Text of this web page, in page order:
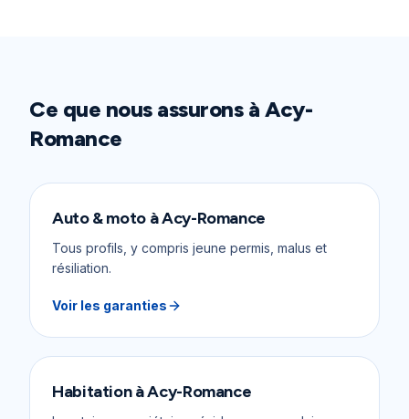
Ce que nous assurons à Acy-
Romance
Auto & moto àAcy-Romance
Tous profils, y compris jeune permis, malus et
résiliation.
Voir les garanties
HabitationàAcy-Romance